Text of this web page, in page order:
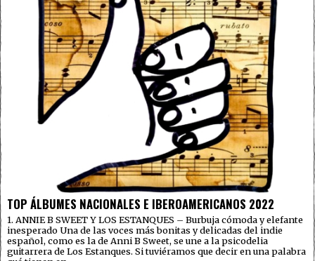
TOP ÁLBUMES NACIONALES E IBEROAMERICANOS 2022
1. ANNIE B SWEET Y LOS ESTANQUES – Burbuja cómoda y elefante
inesperado Una de las voces más bonitas y delicadas del indie
español, como es la de Anni B Sweet, se une a la psicodelia
guitarrera de Los Estanques. Si tuviéramos que decir en una palabra